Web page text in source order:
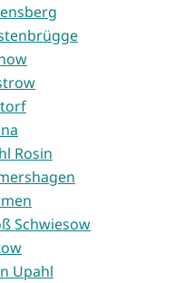
Rosin
Schwiesow
Upahl